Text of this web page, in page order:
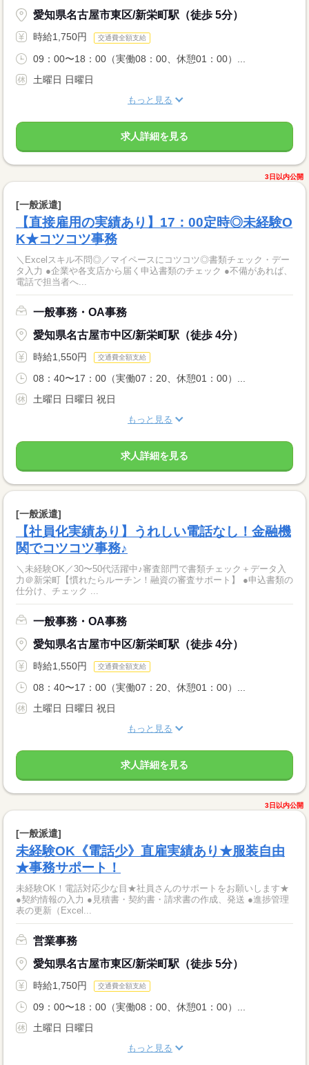
愛知県名古屋市東区/新栄町駅（徒歩 5分）
時給1,750円 交通費全額支給
09：00〜18：00（実働08：00、休憩01：00）...
土曜日 日曜日
もっと見る
求人詳細を見る
3日以内公開
[一般派遣]
【直接雇用の実績あり】17：00定時◎未経験O
K★コツコツ事務
＼Excelスキル不問◎／マイペースにコツコツ◎書類チェック・デー
タ入力 ●企業や各支店から届く申込書類のチェック ●不備があれば、
電話で担当者へ...
一般事務・OA事務
愛知県名古屋市中区/新栄町駅（徒歩 4分）
時給1,550円 交通費全額支給
08：40〜17：00（実働07：20、休憩01：00）...
土曜日 日曜日 祝日
もっと見る
求人詳細を見る
[一般派遣]
【社員化実績あり】うれしい電話なし！金融機
関でコツコツ事務♪
＼未経験OK／30〜50代活躍中♪審査部門で書類チェック＋データ入
力＠新栄町【慣れたらルーチン！融資の審査サポート】 ●申込書類の
仕分け、チェック ...
一般事務・OA事務
愛知県名古屋市中区/新栄町駅（徒歩 4分）
時給1,550円 交通費全額支給
08：40〜17：00（実働07：20、休憩01：00）...
土曜日 日曜日 祝日
もっと見る
求人詳細を見る
3日以内公開
[一般派遣]
未経験OK《電話少》直雇実績あり★服装自由
★事務サポート！
未経験OK！電話対応少な目★社員さんのサポートをお願いします★
●契約情報の入力 ●見積書・契約書・請求書の作成、発送 ●進捗管理
表の更新（Excel...
営業事務
愛知県名古屋市東区/新栄町駅（徒歩 5分）
時給1,750円 交通費全額支給
09：00〜18：00（実働08：00、休憩01：00）...
土曜日 日曜日
もっと見る